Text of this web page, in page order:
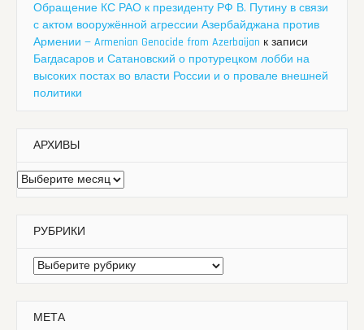
Обращение КС РАО к президенту РФ В. Путину в связи
с актом вооружённой агрессии Азербайджана против
Армении — Armenian Genocide from Azerbaijan к записи
Багдасаров и Сатановский о протурецком лобби на
высоких постах во власти России и о провале внешней
политики
АРХИВЫ
Архивы
РУБРИКИ
Рубрики
МЕТА